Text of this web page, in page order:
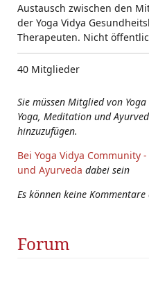
Austausch zwischen den
der Yoga Vidya
Therapeuten. Nicht
40 Mitglieder
Sie müssen Mitglied von
Yoga, Meditation und
hinzuzufügen.
Bei Yoga Vidya Community
und Ayurveda dabei sein
Es können keine
Forum